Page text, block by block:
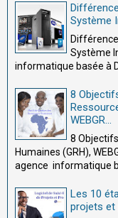
Système
Système
informatique basée à
8
WEBGR...
8
Humaines (GRH),
agence informatique
Les 10
projets et